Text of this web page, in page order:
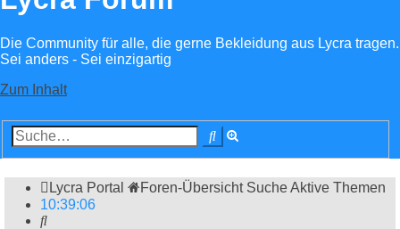
Die Community für alle, die gerne Bekleidung aus Lycra tragen.
Sei anders - Sei einzigartig
Zum Inhalt
Suche
Lycra Portal Foren-Übersicht SucheAktive Themen
10:39:06
Suche